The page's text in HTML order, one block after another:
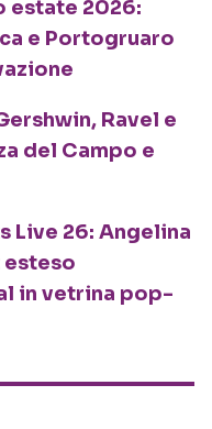
estate 2026:
e Portogruaro
Ravel e
del Campo e
Live 26: Angelina
esteso
in vetrina pop-